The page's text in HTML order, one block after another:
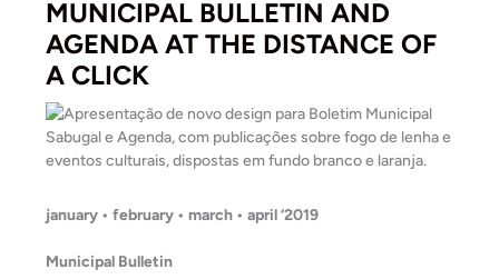
MUNICIPAL BULLETIN AND
AGENDA AT THE DISTANCE OF
A CLICK
january • february • march • april ‘2019
Municipal Bulletin